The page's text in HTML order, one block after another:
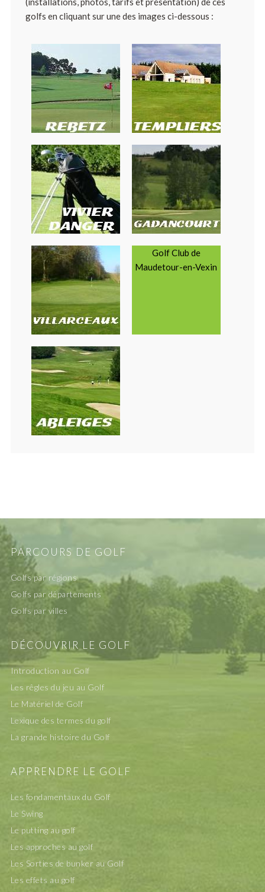
golfs en cliquant sur une des images ci-dessous :
Golf Club de
Maudetour-en-Vexin
PARCOURS DE GOLF
Golfs par régions
Golfs par départements
Golfs par villes
DÉCOUVRIR LE GOLF
Introduction au Golf
Les rêgles du jeu au Golf
Le Matériel de Golf
Lexique des termes du golf
La grande histoire du Golf
APPRENDRE LE GOLF
Les fondamentaux du Golf
Le Swing
Le putting au golf
Les approches au golf
Les Sorties de bunker au Golf
Les effets au golf